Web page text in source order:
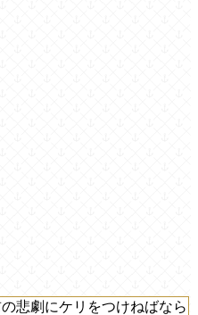
悲劇にケリをつけねばなら